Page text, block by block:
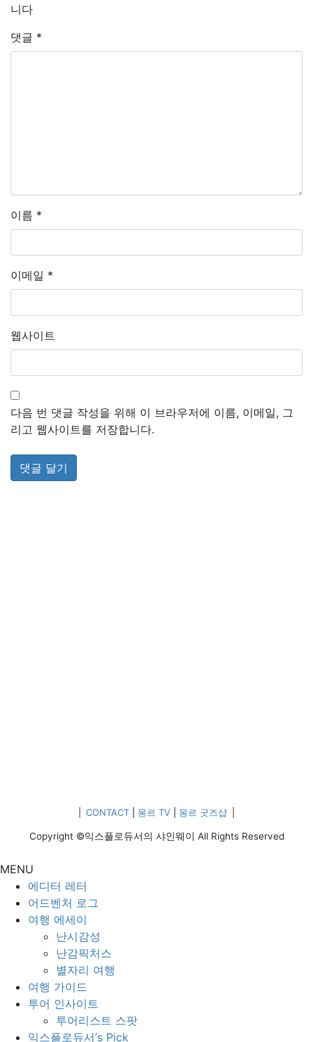
니다
댓글 *
이름 *
이메일 *
웹사이트
다음 번 댓글 작성을 위해 이 브라우저에 이름, 이메일, 그
리고 웹사이트를 저장합니다.
CONTACT 몽르 TV 몽르 굿즈샵
Copyright ©익스플로듀서의 샤인웨이 All Rights Reserved
MENU
에디터 레터
어드벤처 로그
여행 에세이
난시감성
난감픽처스
별자리 여행
여행 가이드
투어 인사이트
투어리스트 스팟
익스플로듀서’s Pick